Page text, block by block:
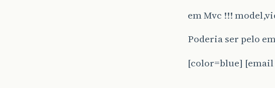
em Mvc !!!
Poderia ser pelo
[color=blue]